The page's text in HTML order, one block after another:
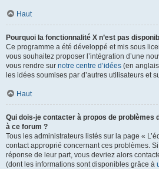
Haut
Pourquoi la fonctionnalité X n’est pas
Ce programme a été développé et mis sous
vous souhaitez proposer l’intégration d’une
vous rendre sur notre centre d’idées (en
les idées soumises par d’autres utilisateurs et
Haut
Qui dois-je contacter à propos de problèmes
à ce forum ?
Tous les administrateurs listés sur la page «
contact approprié concernant ces problèmes.
réponse de leur part, vous devriez alors
(dont les informations sont disponibles grâce à